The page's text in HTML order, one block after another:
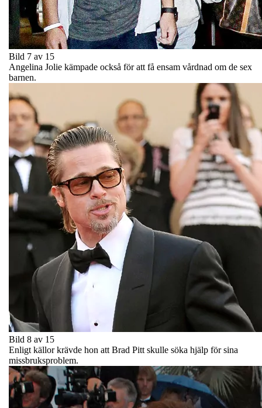
Bild 7 av 15
Angelina Jolie kämpade också för att få ensam vårdnad om de sex
barnen.
Bild 8 av 15
Enligt källor krävde hon att Brad Pitt skulle söka hjälp för sina
missbruksproblem.